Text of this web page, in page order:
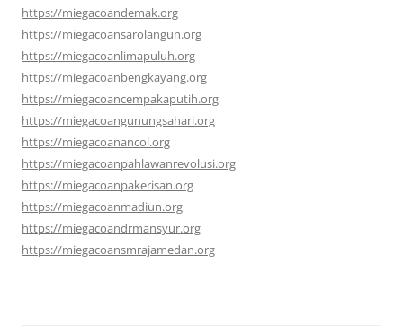
https://miegacoandemak.org
https://miegacoansarolangun.org
https://miegacoanlimapuluh.org
https://miegacoanbengkayang.org
https://miegacoancempakaputih.org
https://miegacoangunungsahari.org
https://miegacoanancol.org
https://miegacoanpahlawanrevolusi.org
https://miegacoanpakerisan.org
https://miegacoanmadiun.org
https://miegacoandrmansyur.org
https://miegacoansmrajamedan.org